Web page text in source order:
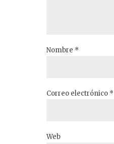
Nombre *
Correo electrónico *
Web